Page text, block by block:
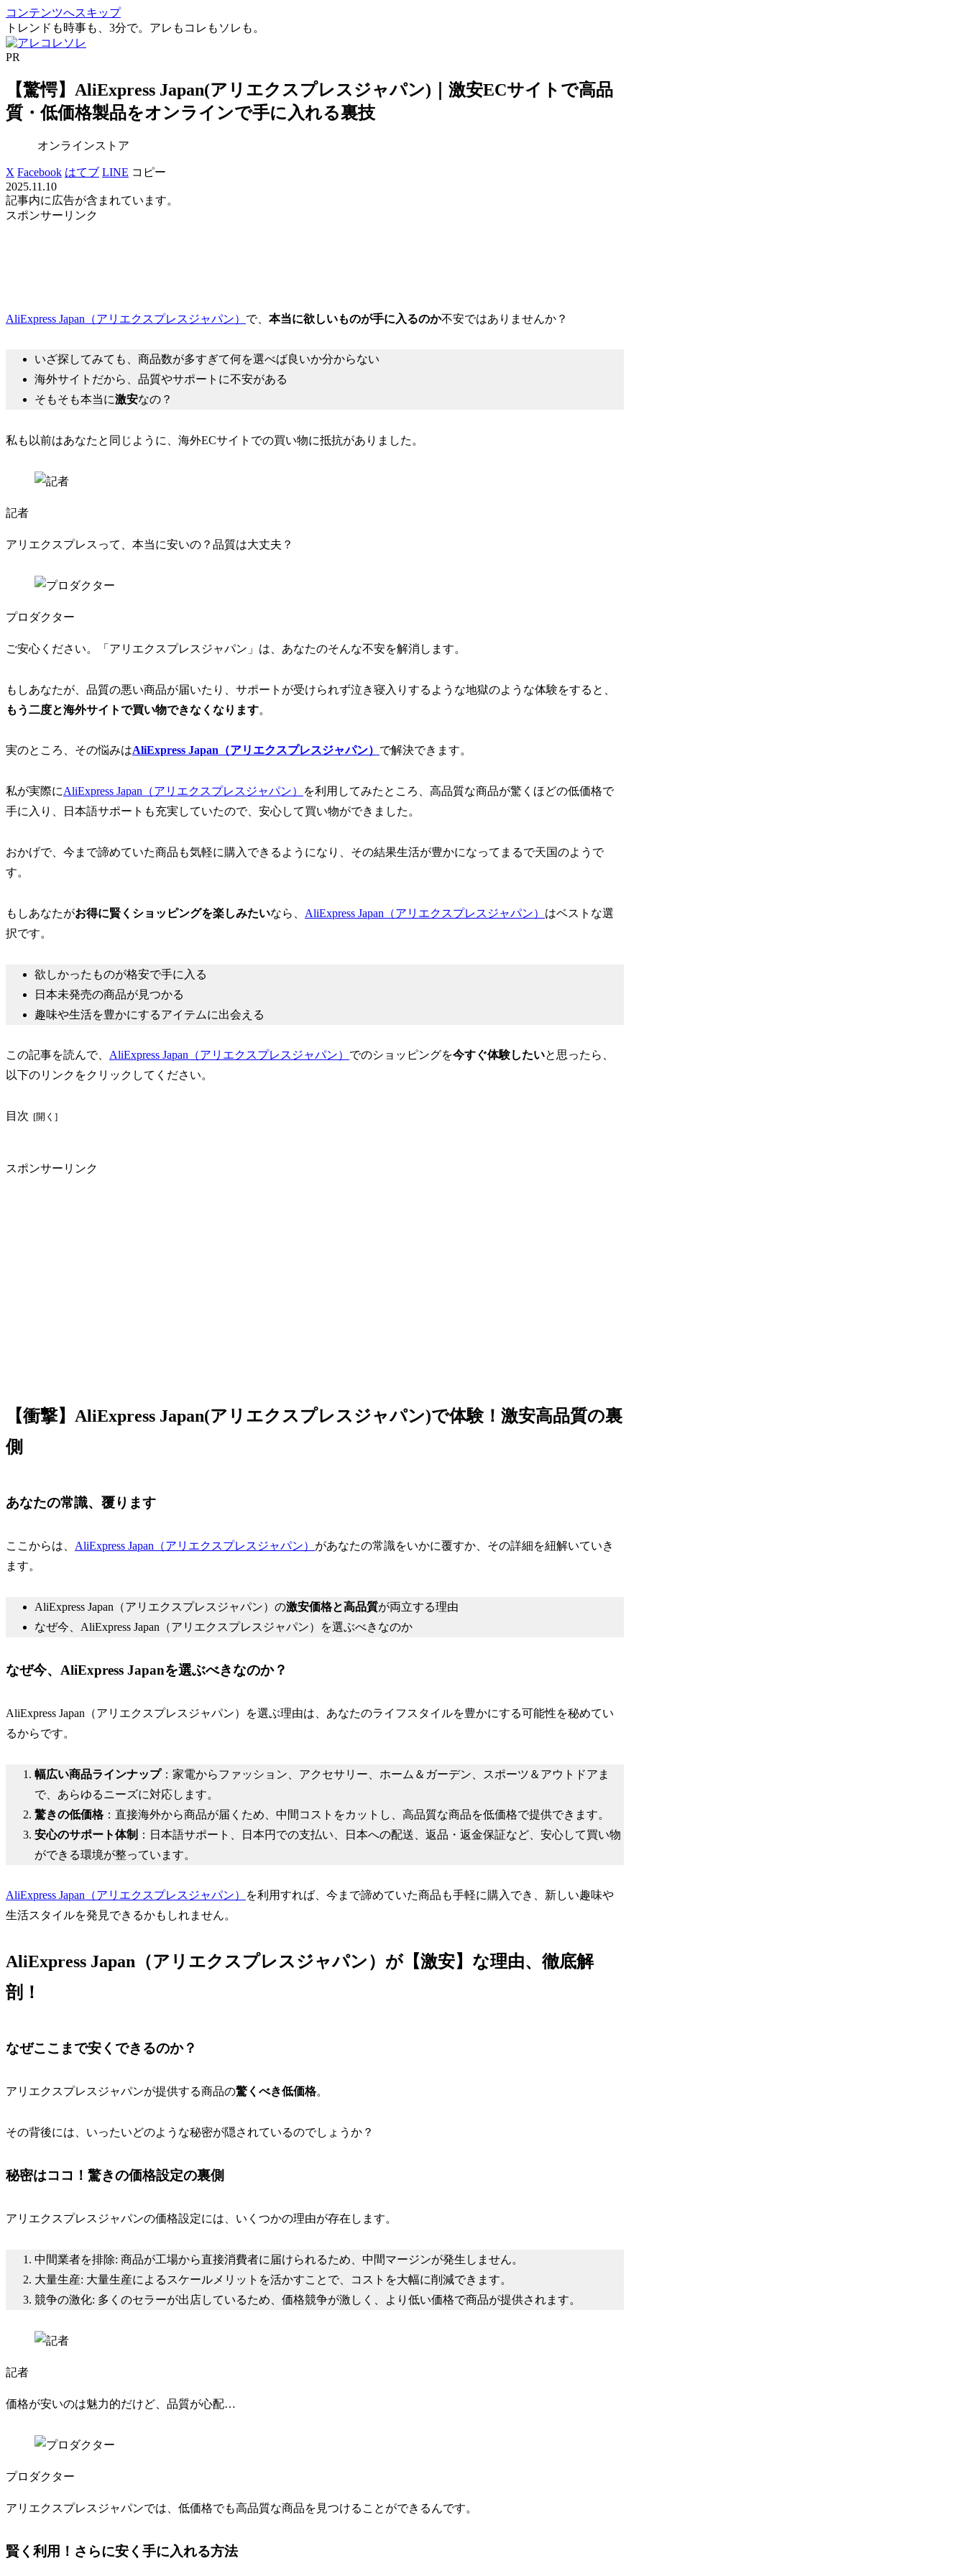
コンテンツへスキップ
トレンドも時事も、3分で。アレもコレもソレも。
PR
【驚愕】AliExpress Japan(アリエクスプレスジャパン)｜激安ECサイトで高品
質・低価格製品をオンラインで手に入れる裏技
オンラインストア
X Facebook はてブ LINE コピー
2025.11.10
記事内に広告が含まれています。
スポンサーリンク
AliExpress Japan（アリエクスプレスジャパン） で、 本当に欲しいものが手に入るのか不安ではありませんか？
いざ探してみても、商品数が多すぎて何を選べば良いか分からない
海外サイトだから、品質やサポートに不安がある
そもそも本当に激安なの？
私も以前はあなたと同じように、海外ECサイトでの買い物に抵抗がありました。
記者
アリエクスプレスって、本当に安いの？品質は大丈夫？
プロダクター
ご安心ください。「アリエクスプレスジャパン」は、あなたのそんな不安を解消します。
もしあなたが、品質の悪い商品が届いたり、サポートが受けられず泣き寝入りするような地獄のような体験をすると、
もう二度と海外サイトで買い物できなくなります。
実のところ、その悩みはAliExpress Japan（アリエクスプレスジャパン） で解決できます。
私が実際にAliExpress Japan（アリエクスプレスジャパン）
を利用してみたところ、高品質な商品が驚くほどの低価格で
手に入り、日本語サポートも充実していたので、安心して買い物ができました。
おかげで、今まで諦めていた商品も気軽に購入できるようになり、その結果生活が豊かになってまるで天国のようで
す。
もしあなたがお得に賢くショッピングを楽しみたいなら、 AliExpress Japan（アリエクスプレスジャパン） はベストな選
択です。
欲しかったものが格安で手に入る
日本未発売の商品が見つかる
趣味や生活を豊かにするアイテムに出会える
この記事を読んで、 AliExpress Japan（アリエクスプレスジャパン） でのショッピングを今すぐ体験したいと思ったら、
以下のリンクをクリックしてください。
目次
スポンサーリンク
【衝撃】AliExpress Japan(アリエクスプレスジャパン)で体験！激安高品質の裏
側
あなたの常識、覆ります
ここからは、 AliExpress Japan（アリエクスプレスジャパン） があなたの常識をいかに覆すか、その詳細を紐解いていき
ます。
AliExpress Japan（アリエクスプレスジャパン）の激安価格と高品質が両立する理由
なぜ今、AliExpress Japan（アリエクスプレスジャパン）を選ぶべきなのか
なぜ今、AliExpress Japanを選ぶべきなのか？
AliExpress Japan（アリエクスプレスジャパン）を選ぶ理由は、あなたのライフスタイルを豊かにする可能性を秘めてい
るからです。
幅広い商品ラインナップ：家電からファッション、アクセサリー、ホーム＆ガーデン、スポーツ＆アウトドアま
で、あらゆるニーズに対応します。
驚きの低価格：直接海外から商品が届くため、中間コストをカットし、高品質な商品を低価格で提供できます。
安心のサポート体制 ：日本語サポート、日本円での支払い、日本への配送、返品・返金保証など、安心して買い物
ができる環境が整っています。
AliExpress Japan（アリエクスプレスジャパン）
を利用すれば、今まで諦めていた商品も手軽に購入でき、新しい趣味や
生活スタイルを発見できるかもしれません。
AliExpress Japan（アリエクスプレスジャパン）が【激安】な理由、徹底解
剖！
なぜここまで安くできるのか？
アリエクスプレスジャパンが提供する商品の驚くべき低価格。
その背後には、いったいどのような秘密が隠されているのでしょうか？
秘密はココ！驚きの価格設定の裏側
アリエクスプレスジャパンの価格設定には、いくつかの理由が存在します。
中間業者を排除: 商品が工場から直接消費者に届けられるため、中間マージンが発生しません。
大量生産: 大量生産によるスケールメリットを活かすことで、コストを大幅に削減できます。
競争の激化: 多くのセラーが出店しているため、価格競争が激しく、より低い価格で商品が提供されます。
記者
価格が安いのは魅力的だけど、品質が心配…
プロダクター
アリエクスプレスジャパンでは、低価格でも高品質な商品を見つけることができるんです。
賢く利用！さらに安く手に入れる方法